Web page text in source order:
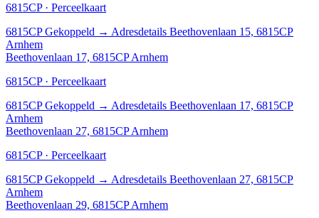
6815CP · Perceelkaart
6815CP Gekoppeld → Adresdetails Beethovenlaan 15, 6815CP
Arnhem
Beethovenlaan 17, 6815CP Arnhem
6815CP · Perceelkaart
6815CP Gekoppeld → Adresdetails Beethovenlaan 17, 6815CP
Arnhem
Beethovenlaan 27, 6815CP Arnhem
6815CP · Perceelkaart
6815CP Gekoppeld → Adresdetails Beethovenlaan 27, 6815CP
Arnhem
Beethovenlaan 29, 6815CP Arnhem